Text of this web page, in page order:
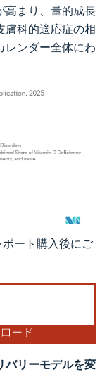
高まり、量的成長
膚科的適応症の相
レンダー全体にわ
示が必要です。
ート購入後にご
バリーモデルを変